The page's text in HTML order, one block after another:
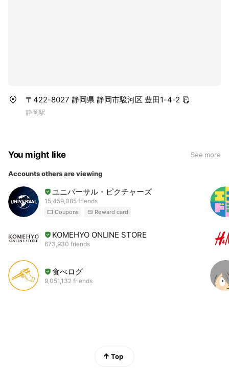
〒422-8027 静岡県 静岡市駿河区 豊田1-4-2
静岡駅
You might like See more
Accounts others are viewing
ユニバーサル・ピクチャーズ
15,459,085 friends
Coupons Reward card
KOMEHYO ONLINE STORE
673,930 friends
食べログ
9,051,132 friends
Top